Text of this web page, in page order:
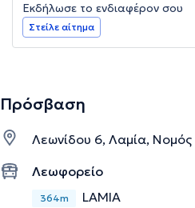
Εκδήλωσε το ενδιαφέρον σου
Στείλε αίτημα
Πρόσβαση
Λεωνίδου 6, Λαμία, Νομός
Λεωφορείο
364m LAMIA